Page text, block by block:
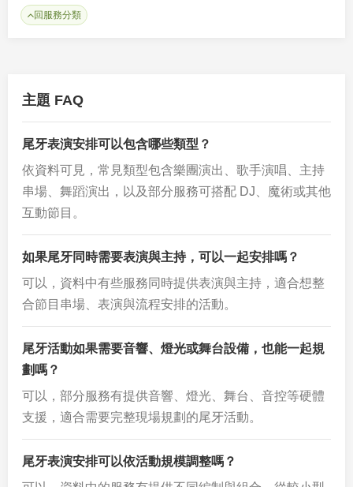
回服務分類
主題 FAQ
尾牙表演安排可以包含哪些類型？
依資料可見，常見類型包含樂團演出、歌手演唱、主持
串場、舞蹈演出，以及部分服務可搭配 DJ、魔術或其他
互動節目。
如果尾牙同時需要表演與主持，可以一起安排嗎？
可以，資料中有些服務同時提供表演與主持，適合想整
合節目串場、表演與流程安排的活動。
尾牙活動如果需要音響、燈光或舞台設備，也能一起規
劃嗎？
可以，部分服務有提供音響、燈光、舞台、音控等硬體
支援，適合需要完整現場規劃的尾牙活動。
尾牙表演安排可以依活動規模調整嗎？